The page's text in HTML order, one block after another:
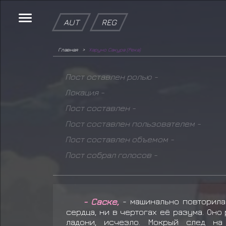
AUT REG
Главная Харуно Сакура (Река)
Пост оставлен ролью -
Локация -
Пост составлен -
Пост составлен пользователем -
Пост составлен объемом -
Пост собрал голосов -
- Саске, - машинально
сердца, ни в чертогах её разума.
ладони, исчезло. Мокрый след на